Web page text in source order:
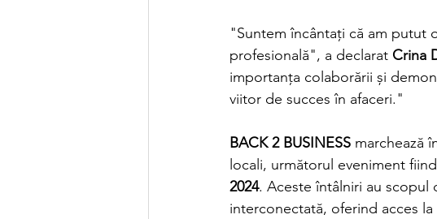
"Suntem încântați că am putut
profesională", a declarat Crina
importanța colaborării și
viitor de succes în afaceri."
BACK 2 BUSINESS marchează
locali, următorul eveniment fiind
2024. Aceste întâlniri au scopul
interconectată, oferind acces